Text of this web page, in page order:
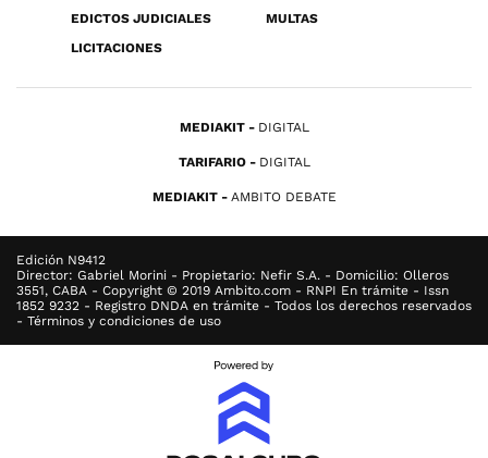
EDICTOS JUDICIALES
MULTAS
LICITACIONES
MEDIAKIT DIGITAL
TARIFARIO DIGITAL
MEDIAKIT AMBITO DEBATE
Edición N9412
Director: Gabriel Morini - Propietario: Nefir S.A. - Domicilio: Olleros
3551, CABA - Copyright © 2019 Ambito.com - RNPI En trámite - Issn
1852 9232 - Registro DNDA en trámite - Todos los derechos reservados
- Términos y condiciones de uso